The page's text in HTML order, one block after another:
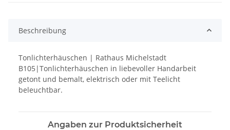
Beschreibung
Tonlichterhäuschen | Rathaus Michelstadt
B105|Tonlichterhäuschen in liebevoller Handarbeit
getont und bemalt, elektrisch oder mit Teelicht
beleuchtbar.
Angaben zur Produktsicherheit